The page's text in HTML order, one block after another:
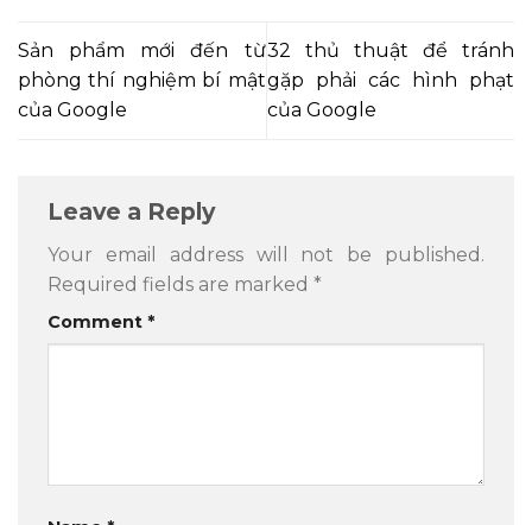
Sản phẩm mới đến từ
phòng thí nghiệm bí mật
của Google
32 thủ thuật để tránh
gặp phải các hình phạt
của Google
Leave a Reply
Your email address will not be published.
Required fields are marked *
Comment *